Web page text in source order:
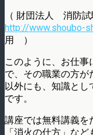
（ 財団法人 消防
http://www.shoubo-
用 ）
このように、お仕
で、その職業の方
以外にも、知識とし
です。
講座では無料講義を
「消火の仕方」な